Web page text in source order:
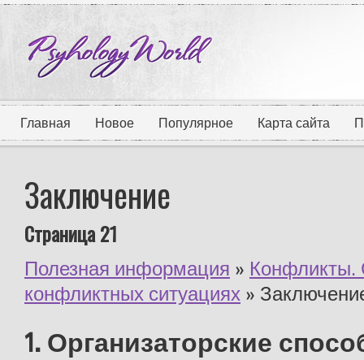
Главная Новое Популярное Карта сайта
Заключение
Страница 21
Полезная информация » Конфликты.
конфликтных ситуациях »
1. Организаторские